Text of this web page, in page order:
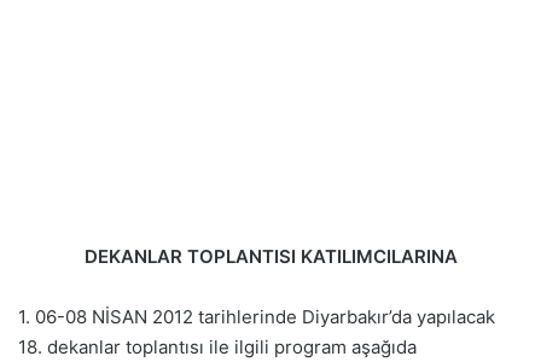
DEKANLAR TOPLANTISI KATILIMCILARINA
1. 06-08 NİSAN 2012 tarihlerinde Diyarbakır’da yapılacak
18. dekanlar toplantısı ile ilgili program aşağıda